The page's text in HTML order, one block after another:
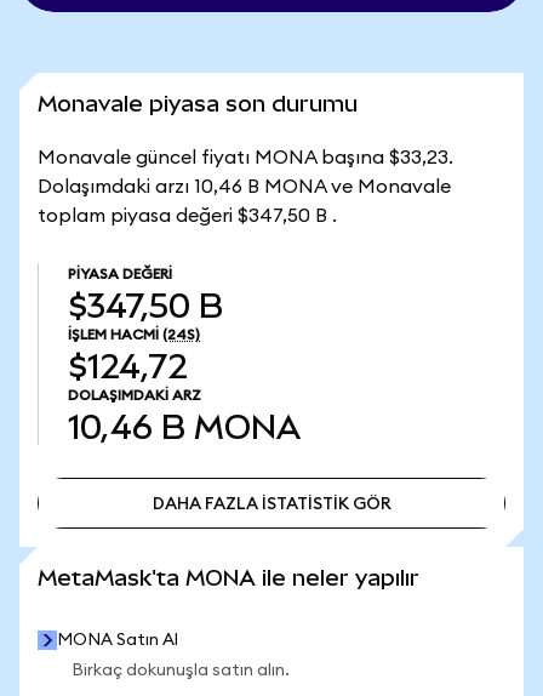
Monavale piyasa son durumu
Monavale güncel fiyatı MONA başına $33,23.
Dolaşımdaki arzı 10,46 B MONA ve Monavale
toplam piyasa değeri $347,50 B .
PIYASA DEĞERI
$347,50 B
İŞLEM HACMI (24S)
$124,72
DOLAŞIMDAKI ARZ
10,46 B MONA
DAHA FAZLA İSTATİSTİK GÖR
MetaMask'ta MONA ile neler yapılır
MONA Satın Al
Birkaç dokunuşla satın alın.